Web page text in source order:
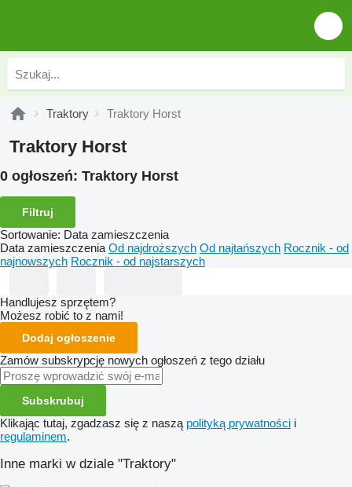
Traktory Traktory Horst
Traktory Horst
0 ogłoszeń: Traktory Horst
Filtruj
Sortowanie: Data zamieszczenia
Data zamieszczenia Od najdroższych Od najtańszych Rocznik - od
najnowszych Rocznik - od najstarszych
Handlujesz sprzętem?
Możesz robić to z nami!
Dodaj ogłoszenie
Zamów subskrypcję nowych ogłoszeń z tego działu
Subskrubuj
Klikając tutaj, zgadzasz się z naszą polityką prywatności i
regulaminem.
Inne marki w dziale "Traktory"